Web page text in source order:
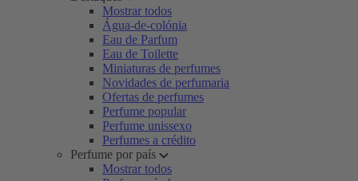
Mostrar todos
Água-de-colónia
Eau de Parfum
Eau de Toilette
Miniaturas de perfumes
Novidades de perfumaria
Ofertas de perfumes
Perfume popular
Perfume unissexo
Perfumes a crédito
Perfume por país
Mostrar todos